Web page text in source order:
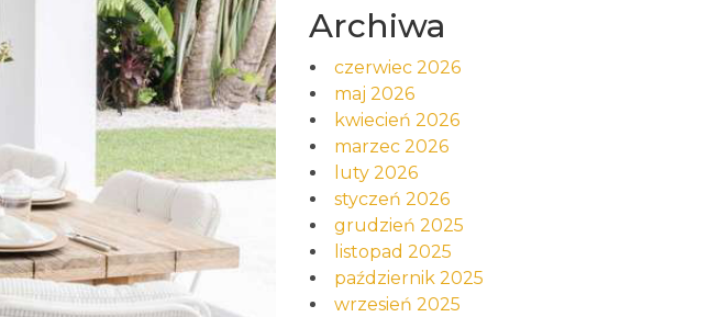
Archiwa
czerwiec 2026
maj 2026
kwiecień 2026
marzec 2026
luty 2026
styczeń 2026
grudzień 2025
listopad 2025
październik 2025
wrzesień 2025